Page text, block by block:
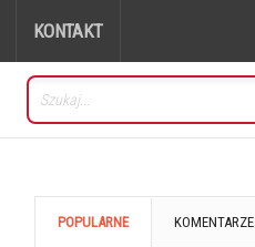
KONTAKT
POPULARNE KOMENTARZE